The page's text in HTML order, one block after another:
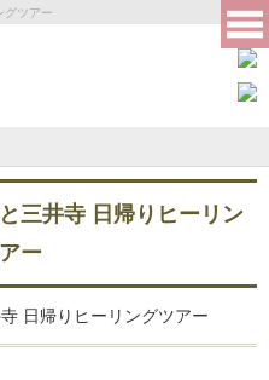
グツアー
三井寺 日帰りヒーリン
ー